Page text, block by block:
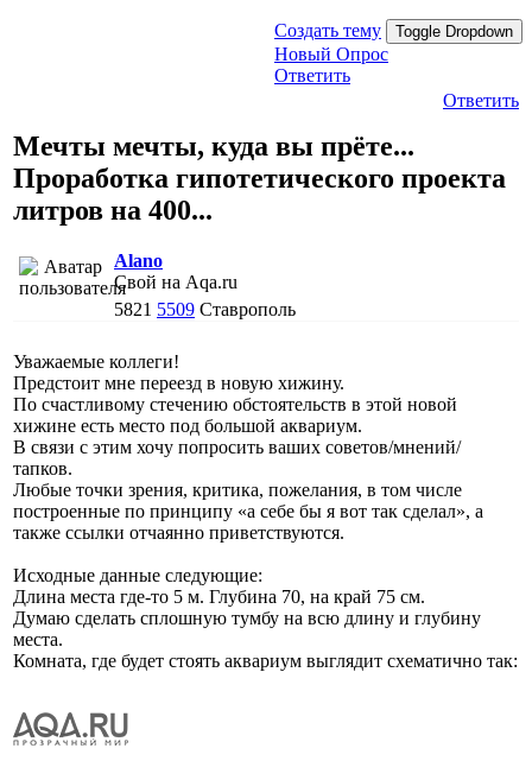
Создать тему Toggle Dropdown
Новый Опрос
Ответить
Ответить
Мечты мечты, куда вы прёте...
Проработка гипотетического проекта
литров на 400...
Alano
Свой на Aqa.ru
5821 5509 Ставрополь
Уважаемые коллеги!
Предстоит мне переезд в новую хижину.
По счастливому стечению обстоятельств в этой новой
хижине есть место под большой аквариум.
В связи с этим хочу попросить ваших советов/мнений/
тапков.
Любые точки зрения, критика, пожелания, в том числе
построенные по принципу «а себе бы я вот так сделал», а
также ссылки отчаянно приветствуются.
Исходные данные следующие:
Длина места где-то 5 м. Глубина 70, на край 75 см.
Думаю сделать сплошную тумбу на всю длину и глубину
места.
Комната, где будет стоять аквариум выглядит схематично так: